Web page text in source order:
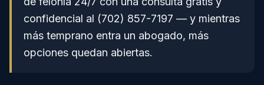
confidencial al (702) 857-7197 — y mientras
más temprano entra un abogado, más
opciones quedan abiertas.